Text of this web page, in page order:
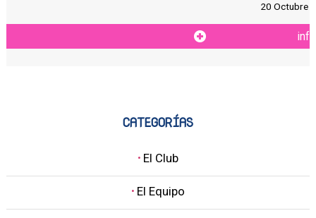
20 Octubre
CATEGORÍAS
· El Club
· El Equipo